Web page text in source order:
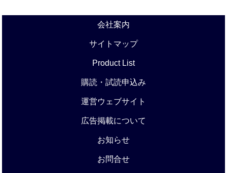
会社案内
サイトマップ
Product List
購読・試読申込み
運営ウェブサイト
広告掲載について
お知らせ
お問合せ